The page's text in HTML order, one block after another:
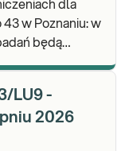
dla
w Poznaniu: w
będą
LU9 -
2026